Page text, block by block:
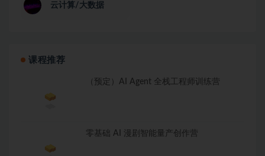
云计算/大数据
课程推荐
（预定）AI Agent 全栈工程师训练营
零基础 AI 漫剧智能量产创作营